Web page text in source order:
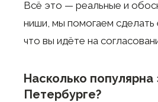
Всё это — реальные и
ниши, мы помогаем
что вы идёте на
Насколько
Петербурге?